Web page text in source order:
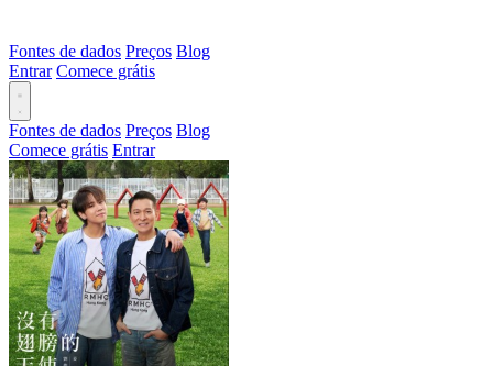
Fontes de dados Preços Blog
Entrar Comece grátis
Fontes de dados Preços Blog
Comece grátis Entrar